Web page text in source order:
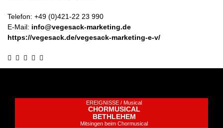
Telefon: +49 (0)421-22 23 990
E-Mail: info@vegesack-marketing.de
https://vegesack.de/vegesack-marketing-e-v/
EREIGNISSE / Musical
CHORMUSICAL
BETHLEHEM
Mitsingen beim Chormusical